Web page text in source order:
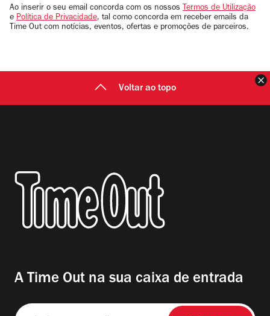
email
Ao inserir o seu email concorda com os nossos Termos de Utilização
e Política de Privacidade, tal como concorda em receber emails da
Time Out com notícias, eventos, ofertas e promoções de parceiros.
Voltar ao topo
A Time Out na sua caixa de entrada
Insira